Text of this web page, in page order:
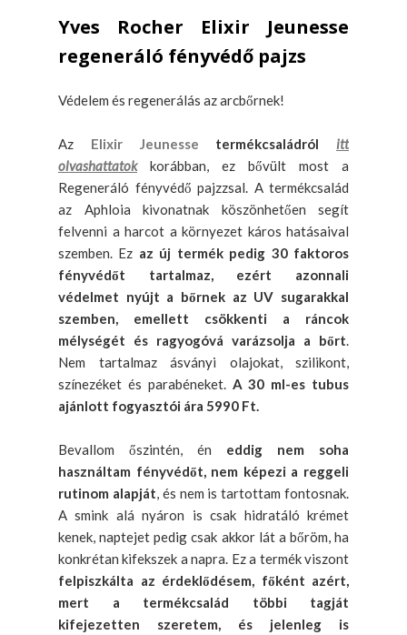
Yves Rocher Elixir Jeunesse
regeneráló fényvédő pajzs
Védelem és regenerálás az arcbőrnek!
Az Elixir Jeunesse termékcsaládról itt
olvashattatokkorábban, ez bővült most a
Regeneráló fényvédő pajzzsal. A termékcsalád
az Aphloia kivonatnak köszönhetően segít
felvenni a harcot a környezet káros hatásaival
szemben. Ez az új termék pedig 30 faktoros
fényvédőt tartalmaz, ezért azonnali
védelmet nyújt a bőrnek az UV sugarakkal
szemben, emellett csökkenti a ráncok
mélységét és ragyogóvá varázsolja a bőrt
Nem tartalmaz ásványi olajokat, szilikont,
színezéket és parabéneket. A 30 ml-es tubus
ajánlott fogyasztói ára 5990 Ft.
Bevallom őszintén, én eddig nem soha
használtam fényvédőt, nem képezi a reggeli
rutinom alapját , és nem is tartottam fontosnak.
A smink alá nyáron is csak hidratáló krémet
kenek, naptejet pedig csak akkor lát a bőröm, ha
konkrétan kifekszek a napra. Ez a termék viszont
felpiszkálta az érdeklődésem, főként azért,
mert a termékcsalád többi tagját
kifejezetten szeretem, és jelenleg is